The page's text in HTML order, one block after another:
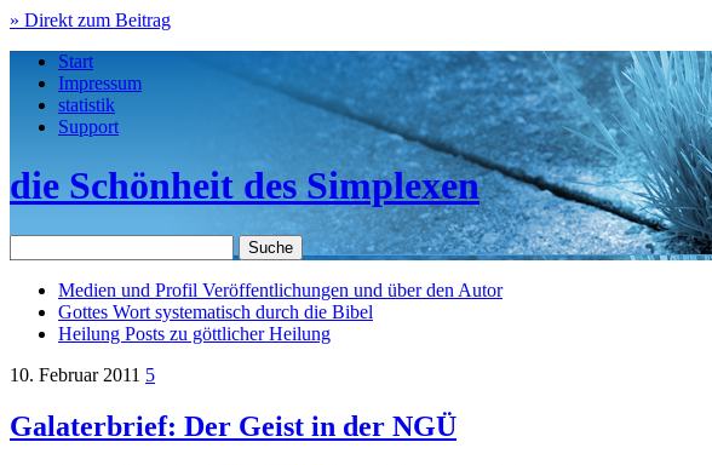
» Direkt zum Beitrag
Start
Impressum
statistik
Support
die Schönheit des Simplexen
Medien und Profil Veröffentlichungen und über den Autor
Gottes Wort systematisch durch die Bibel
Heilung Posts zu göttlicher Heilung
10. Februar 2011 5
Galaterbrief: Der Geist in der NGÜ